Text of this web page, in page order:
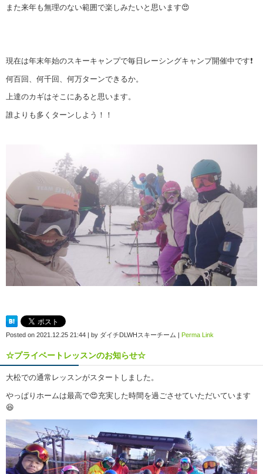
また来年も無理のない範囲で楽しみたいと思います😍
現在は年末年始のスキーキャンプで毎日レーシングキャンプ開催中です❗
何百回、何千回、何万ターンできるか。
上達のカギはそこにあると思います。
誰よりも多くターンしよう！！
Posted on 2021.12.25 21:44 by ダイチDLWHスキーチーム Perma Link
☆プライベートレッスンのお知らせ☆
大松での通常レッスンがスタートしました。
やっぱりホームは最高で😍充実した時間を過ごさせていただいています
😆